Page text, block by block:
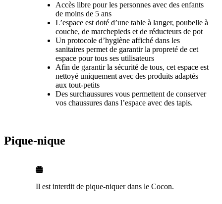
Accès libre pour les personnes avec des enfants
de moins de 5 ans
L’espace est doté d’une table à langer, poubelle à
couche, de marchepieds et de réducteurs de pot
Un protocole d’hygiène affiché dans les
sanitaires permet de garantir la propreté de cet
espace pour tous ses utilisateurs
Afin de garantir la sécurité de tous, cet espace est
nettoyé uniquement avec des produits adaptés
aux tout-petits
Des surchaussures vous permettent de conserver
vos chaussures dans l’espace avec des tapis.
Pique-nique
Il est interdit de pique-niquer dans le Cocon.